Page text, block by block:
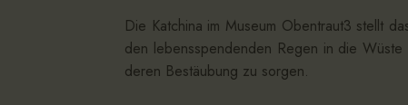
Die Katchina im Museum Obentraut3 stellt
den lebensspendenden Regen in die
deren Bestäubung zu sorgen.